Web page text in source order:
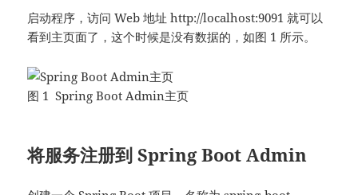
启动程序，访问 Web 地址 http://localhost:9091 就可以
看到主页面了，这个时候是没有数据的，如图 1 所示。
图 1 Spring Boot Admin主页
将服务注册到 Spring Boot Admin